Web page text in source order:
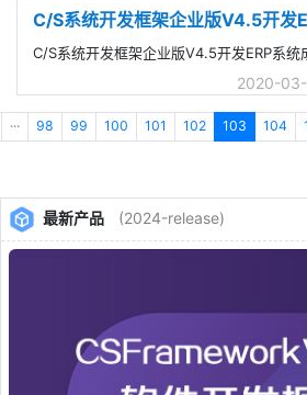
C/S系统开发框架企业版V4.5开发
C/S系统开发框架企业版V4.5开发ERP系统
2020-
··· 98 99 100 101 102 103 104
最新产品 (2024-release)